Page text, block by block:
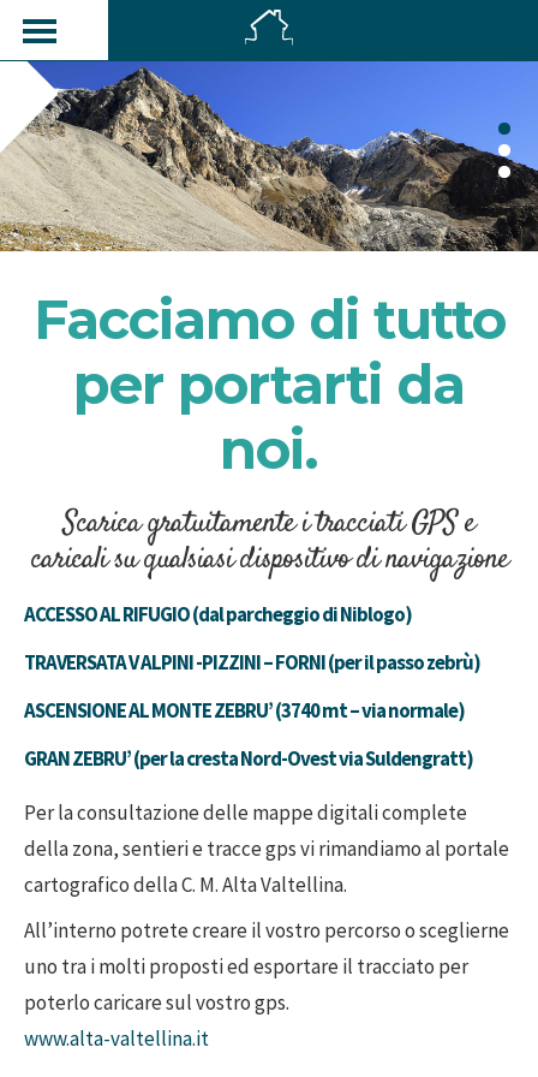
Facciamo di tutto
per portarti da
noi.
Scarica gratuitamente i tracciati GPS e
caricali su qualsiasi dispositivo di navigazione
ACCESSO AL RIFUGIO (dal parcheggio di Niblogo)
TRAVERSATA V ALPINI -PIZZINI – FORNI (per il passo zebrù)
ASCENSIONE AL MONTE ZEBRU’ (3740 mt – via normale)
GRAN ZEBRU’ (per la cresta Nord-Ovest via Suldengratt)
Per la consultazione delle mappe digitali complete
della zona, sentieri e tracce gps vi rimandiamo al portale
cartografico della C. M. Alta Valtellina.
All’interno potrete creare il vostro percorso o sceglierne
uno tra i molti proposti ed esportare il tracciato per
poterlo caricare sul vostro gps.
www.alta-valtellina.it